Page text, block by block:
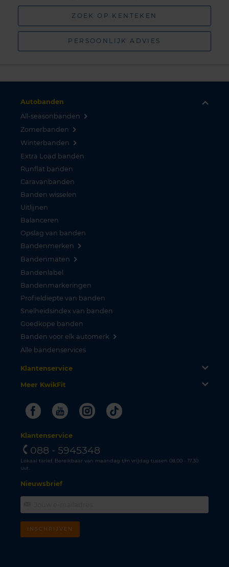
ZOEK OP KENTEKEN
PERSOONLIJK ADVIES
Autobanden
All-seasonbanden
Zomerbanden
Winterbanden
Extra Load banden
Runflat banden
Caravanbanden
Banden wisselen
Uitlijnen
Balanceren
Opslag van banden
Bandenmerken
Bandenmaten
Bandenlabel
Bandenmarkeringen
Profieldiepte van banden
Snelheidsindex van banden
Goedkope banden
Banden voor elk automerk
Alle bandenservices
Klantenservice
Meer KwikFit
FacebookYoutubeInstagram
Tiktok
Klantenservice
088 - 5945348
Lokaal tarief. Bereikbaar van maandag t/m vrijdag tussen 08.00 - 17.30
uur.
Nieuwsbrief
INSCHRIJVEN